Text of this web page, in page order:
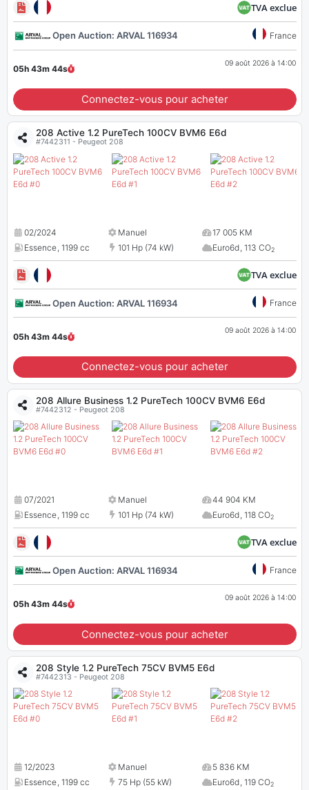
TVA exclue
Open Auction: ARVAL 116934 France
05h 43m 43s
09 août 2026 à 14:00
Connectez-vous pour acheter
208 Active 1.2 PureTech 100CV BVM6 E6d
#7442311 - Peugeot 208
02/2024 Manuel
17 005 KM
Essence, 1199 cc 101 Hp (74 kW) Euro6d, 113 CO2
TVA exclue
Open Auction: ARVAL 116934 France
05h 43m 43s
09 août 2026 à 14:00
Connectez-vous pour acheter
208 Allure Business 1.2 PureTech 100CV BVM6 E6d
#7442312 - Peugeot 208
07/2021 Manuel
44 904 KM
Essence, 1199 cc 101 Hp (74 kW) Euro6d, 118 CO2
TVA exclue
Open Auction: ARVAL 116934 France
05h 43m 43s
09 août 2026 à 14:00
Connectez-vous pour acheter
208 Style 1.2 PureTech 75CV BVM5 E6d
#7442313 - Peugeot 208
12/2023 Manuel
5 836 KM
Essence, 1199 cc 75 Hp (55 kW) Euro6d, 119 CO2